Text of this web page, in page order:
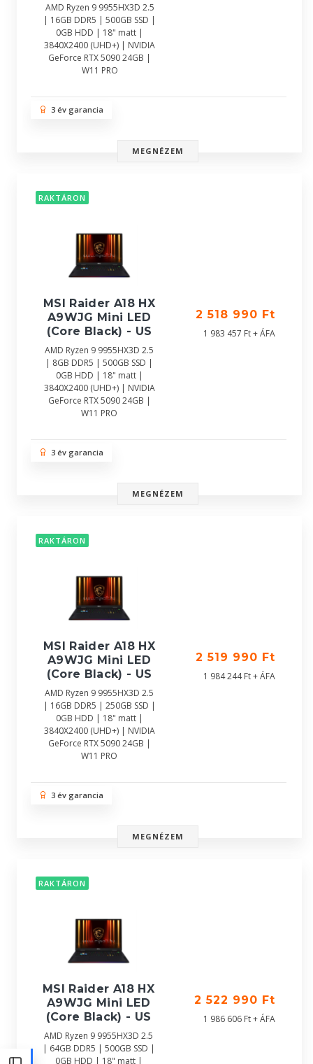
AMD Ryzen 9 9955HX3D 2.5
| 16GB DDR5 | 500GB SSD |
0GB HDD | 18" matt |
3840X2400 (UHD+) | NVIDIA
GeForce RTX 5090 24GB |
W11 PRO
3 év garancia
MEGNÉZEM
RAKTÁRON
MSI Raider A18 HX
A9WJG Mini LED
(Core Black) - US
AMD Ryzen 9 9955HX3D 2.5
| 8GB DDR5 | 500GB SSD |
0GB HDD | 18" matt |
3840X2400 (UHD+) | NVIDIA
GeForce RTX 5090 24GB |
W11 PRO
2 518 990 Ft
1 983 457 Ft + ÁFA
3 év garancia
MEGNÉZEM
RAKTÁRON
MSI Raider A18 HX
A9WJG Mini LED
(Core Black) - US
AMD Ryzen 9 9955HX3D 2.5
| 16GB DDR5 | 250GB SSD |
0GB HDD | 18" matt |
3840X2400 (UHD+) | NVIDIA
GeForce RTX 5090 24GB |
W11 PRO
2 519 990 Ft
1 984 244 Ft + ÁFA
3 év garancia
MEGNÉZEM
RAKTÁRON
MSI Raider A18 HX
A9WJG Mini LED
(Core Black) - US
AMD Ryzen 9 9955HX3D 2.5
| 64GB DDR5 | 500GB SSD |
0GB HDD | 18" matt |
2 522 990 Ft
1 986 606 Ft + ÁFA